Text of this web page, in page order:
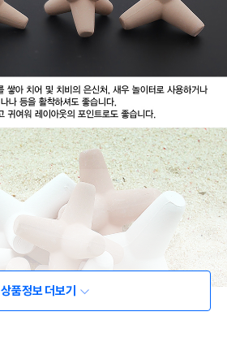
상품정보 더보기